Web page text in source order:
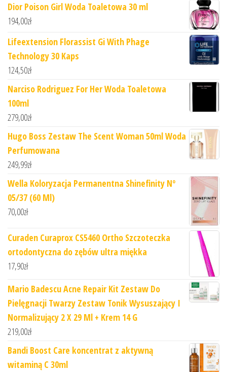
Dior Poison Girl Woda Toaletowa 30 ml
194,00zł
Lifeextension Florassist Gi With Phage
Technology 30 Kaps
124,50zł
Narciso Rodriguez For Her Woda Toaletowa
100ml
279,00zł
Hugo Boss Zestaw The Scent Woman 50ml Woda
Perfumowana
249,99zł
Wella Koloryzacja Permanentna Shinefinity Nº
05/37 (60 Ml)
70,00zł
Curaden Curaprox CS5460 Ortho Szczoteczka
ortodontyczna do zębów ultra miękka
17,90zł
Mario Badescu Acne Repair Kit Zestaw Do
Pielęgnacji Twarzy Zestaw Tonik Wysuszający I
Normalizujący 2 X 29 Ml + Krem 14 G
219,00zł
Bandi Boost Care koncentrat z aktywną
witaminą C 30ml